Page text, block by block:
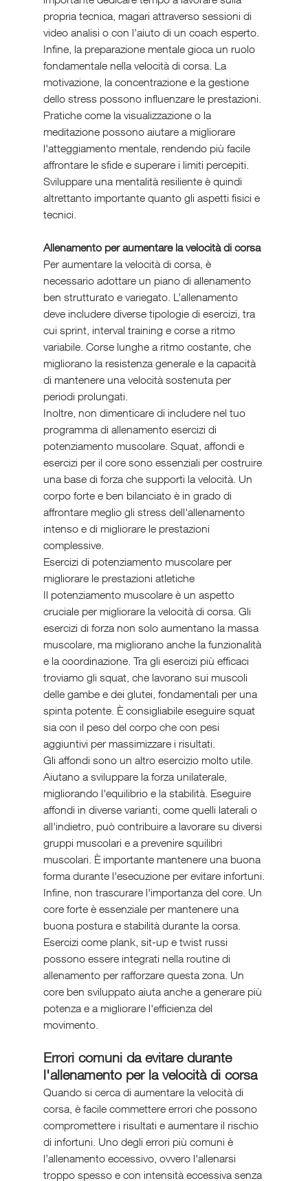
propria tecnica, magari attraverso sessioni di
video analisi o con l’aiuto di un coach esperto.
Infine, la preparazione mentale gioca un ruolo
fondamentale nella velocità di corsa. La
motivazione, la concentrazione e la gestione
dello stress possono influenzare le prestazioni.
Pratiche come la visualizzazione o la
meditazione possono aiutare a migliorare
l'atteggiamento mentale, rendendo più facile
affrontare le sfide e superare i limiti percepiti.
Sviluppare una mentalità resiliente è quindi
altrettanto importante quanto gli aspetti fisici e
tecnici.
Allenamento per aumentare la velocità di corsa
Per aumentare la velocità di corsa, è
necessario adottare un piano di allenamento
ben strutturato e variegato. L’allenamento
deve includere diverse tipologie di esercizi, tra
cui sprint, interval training e corse a ritmo
variabile. Corse lunghe a ritmo costante, che
migliorano la resistenza generale e la capacità
di mantenere una velocità sostenuta per
periodi prolungati.
Inoltre, non dimenticare di includere nel tuo
programma di allenamento esercizi di
potenziamento muscolare. Squat, affondi e
esercizi per il core sono essenziali per costruire
una base di forza che supporti la velocità. Un
corpo forte e ben bilanciato è in grado di
affrontare meglio gli stress dell'allenamento
intenso e di migliorare le prestazioni
complessive.
Esercizi di potenziamento muscolare per
migliorare le prestazioni atletiche
Il potenziamento muscolare è un aspetto
cruciale per migliorare la velocità di corsa. Gli
esercizi di forza non solo aumentano la massa
muscolare, ma migliorano anche la funzionalità
e la coordinazione. Tra gli esercizi più efficaci
troviamo gli squat, che lavorano sui muscoli
delle gambe e dei glutei, fondamentali per una
spinta potente. È consigliabile eseguire squat
sia con il peso del corpo che con pesi
aggiuntivi per massimizzare i risultati.
Gli affondi sono un altro esercizio molto utile.
Aiutano a sviluppare la forza unilaterale,
migliorando l'equilibrio e la stabilità. Eseguire
affondi in diverse varianti, come quelli laterali o
all'indietro, può contribuire a lavorare su diversi
gruppi muscolari e a prevenire squilibri
muscolari. È importante mantenere una buona
forma durante l'esecuzione per evitare infortuni.
Infine, non trascurare l'importanza del core. Un
core forte è essenziale per mantenere una
buona postura e stabilità durante la corsa.
Esercizi come plank, sit-up e twist russi
possono essere integrati nella routine di
allenamento per rafforzare questa zona. Un
core ben sviluppato aiuta anche a generare più
potenza e a migliorare l'efficienza del
movimento.
Errori comuni da evitare durante
l'allenamento per la velocità di corsa
Quando si cerca di aumentare la velocità di
corsa, è facile commettere errori che possono
compromettere i risultati e aumentare il rischio
di infortuni. Uno degli errori più comuni è
l’allenamento eccessivo, ovvero l'allenarsi
troppo spesso e con intensità eccessiva senza